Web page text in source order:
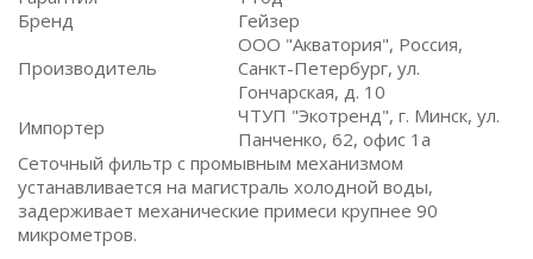
Бренд
Гейзер
Производитель
ООО "Акватория", Россия,
Санкт-Петербург, ул.
Гончарская, д. 10
Импортер
ЧТУП "Экотренд", г. Минск, ул.
Панченко, 62, офис 1а
Сеточный фильтр с промывным механизмом
устанавливается на магистраль холодной воды,
задерживает механические примеси крупнее 90
микрометров.